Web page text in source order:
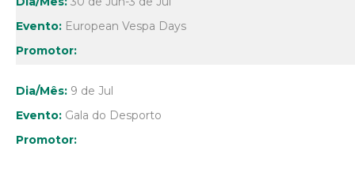
European Vespa Days
9 de Jul
Gala do Desporto